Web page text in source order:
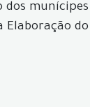
munícipes